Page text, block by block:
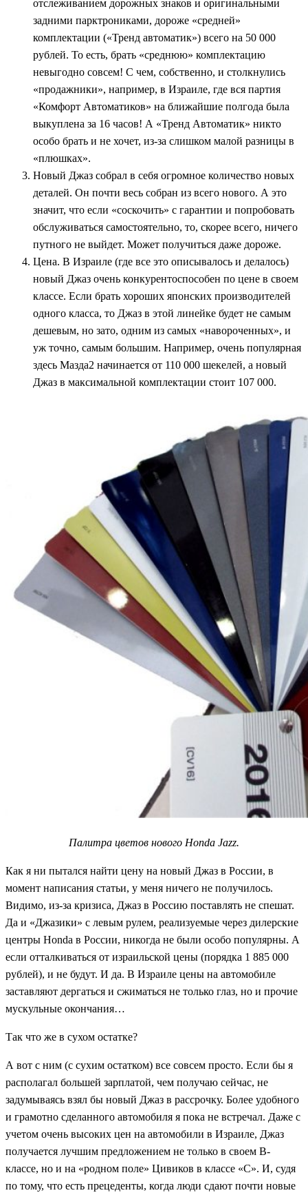
отслеживанием дорожных знаков и оригинальными
задними парктрониками, дороже «средней»
комплектации («Тренд автоматик») всего на 50 000
рублей. То есть, брать «среднюю» комплектацию
невыгодно совсем! С чем, собственно, и столкнулись
«продажники», например, в Израиле, где вся партия
«Комфорт Автоматиков» на ближайшие полгода была
выкуплена за 16 часов! А «Тренд Автоматик» никто
особо брать и не хочет, из-за слишком малой разницы в
«плюшках».
Новый Джаз собрал в себя огромное количество новых
деталей. Он почти весь собран из всего нового. А это
значит, что если «соскочить» с гарантии и попробовать
обслуживаться самостоятельно, то, скорее всего, ничего
путного не выйдет. Может получиться даже дороже.
Цена. В Израиле (где все это описывалось и делалось)
новый Джаз очень конкурентоспособен по цене в своем
классе. Если брать хороших японских производителей
одного класса, то Джаз в этой линейке будет не самым
дешевым, но зато, одним из самых «навороченных», и
уж точно, самым большим. Например, очень популярная
здесь Мазда2 начинается от 110 000 шекелей, а новый
Джаз в максимальной комплектации стоит 107 000.
Палитра цветов нового Honda Jazz.
Как я ни пытался найти цену на новый Джаз в России, в
момент написания статьи, у меня ничего не получилось.
Видимо, из-за кризиса, Джаз в Россию поставлять не спешат.
Да и «Джазики» с левым рулем, реализуемые через дилерские
центры Honda в России, никогда не были особо популярны. А
если отталкиваться от израильской цены (порядка 1 885 000
рублей), и не будут. И да. В Израиле цены на автомобиле
заставляют дергаться и сжиматься не только глаз, но и прочие
мускульные окончания…
Так что же в сухом остатке?
А вот с ним (с сухим остатком) все совсем просто. Если бы я
располагал большей зарплатой, чем получаю сейчас, не
задумываясь взял бы новый Джаз в рассрочку. Более удобного
и грамотно сделанного автомобиля я пока не встречал. Даже с
учетом очень высоких цен на автомобили в Израиле, Джаз
получается лучшим предложением не только в своем B-
классе, но и на «родном поле» Цивиков в классе «С». И, судя
по тому, что есть прецеденты, когда люди сдают почти новые